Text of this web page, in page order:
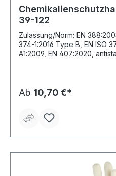
39-122
Zulassung/Norm: EN 388:2003, EN 388:2016, EN ISO
374-1:2016 Type B, EN ISO
A1:2009, EN 407:2020,
Raue Oberfläche Anwendungsbereiche:
Wartungsarbeiten,
Agrarchemikalien Material: Nitril Länge: 310 mm Farbe:
Ab 10,70 €*